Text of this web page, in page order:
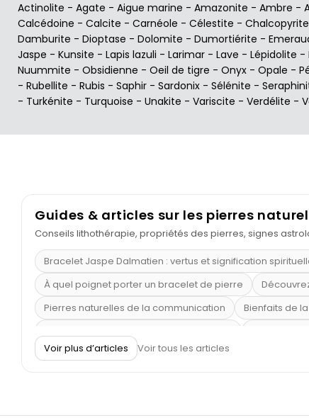
Actinolite - Agate - Aigue marine - Amazonite - Ambre -
Calcédoine - Calcite - Carnéole - Célestite - Chalcopyrite
Damburite - Dioptase - Dolomite - Dumortiérite -
Jaspe - Kunsite - Lapis lazuli - Larimar - Lave - Lépidolite -
Nuummite - Obsidienne - Oeil de tigre - Onyx - Opale -
- Rubellite - Rubis - Saphir - Sardonix - Sélénite -
- Turkénite - Turquoise - Unakite - Variscite - Verdélite -
Guides & articles sur les pierres
Conseils lithothérapie, propriétés des pierres, signes
Bracelet Jaspe Dalmatien : vertus et signification
À quel poignet porter un bracelet de pierre
Pierres naturelles de la communication
Bienfaits de
Pierre de lave : propriétés et bienfaits
Voir plus d’articles Voir tous les articles